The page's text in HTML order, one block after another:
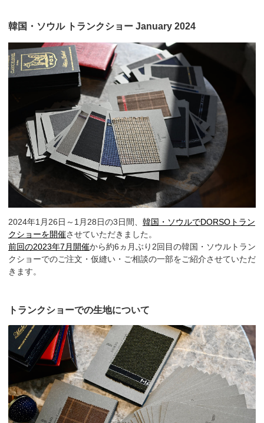
韓国・ソウル トランクショー January 2024
2024年1月26日～1月28日の3日間、 韓国・ソウルでDORSOトラン
クショーを開催させていただきました。
前回の2023年7月開催から約6ヵ月ぶり2回目の韓国・ソウルトラン
クショーでのご注文・仮縫い・ご相談の一部をご紹介させていただ
きます。
トランクショーでの生地について